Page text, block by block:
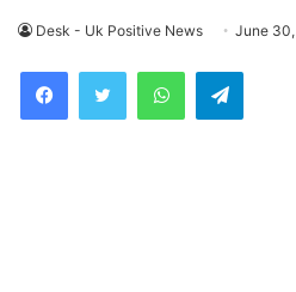
Desk - Uk Positive News June
WhatsApp